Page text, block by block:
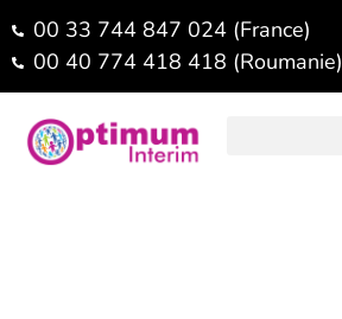
00 33 744 847 024 (France)
00 40 774 418 418 (Roumanie)